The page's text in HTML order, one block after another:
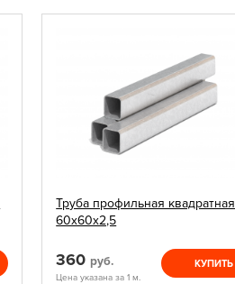
Труба профильная квадратная
60х60х2,5
360 руб.
Цена указана за 1 м.
КУПИТЬ